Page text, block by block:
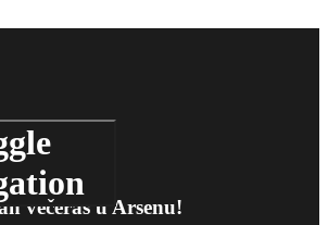
večeras u Arsenu!